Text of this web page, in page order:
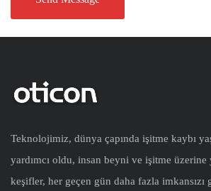
Teknolojimiz, dünya çapında işitme kaybı
yardımcı oldu, insan beyni ve işitme üzerine
keşifler, her geçen gün daha fazla imkansızı